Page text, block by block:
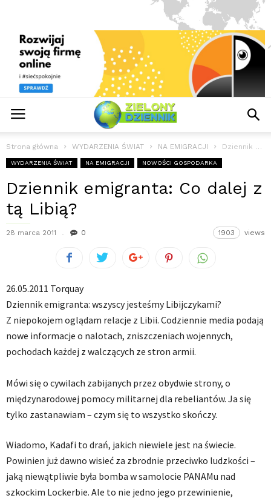
Strona główna WYDARZENIA ŚWIAT NA EMIGRACJI Dziennik emigranta: Co dalej z tą Libią?
WYDARZENIA ŚWIAT NA EMIGRACJI NOWOŚCI GOSPODARKA
Dziennik emigranta: Co dalej z
tą Libią?
28 marca 2011 0 1903 views
26.05.2011 Torquay
Dziennik emigranta: wszyscy jesteśmy Libijczykami?
Z niepokojem oglądam relacje z Libii. Codziennie media podają
nowe informacje o nalotach, zniszczeniach wojennych,
pochodach każdej z walczących ze stron armii.
Mówi się o cywilach zabijanych przez obydwie strony, o
międzynarodowej pomocy militarnej dla rebeliantów. Ja się
tylko zastanawiam – czym się to wszystko skończy.
Wiadomo, Kadafi to drań, jakich niewiele jest na świecie.
Powinien już dawno wisieć za zbrodnie przeciwko ludzkości –
jaką niewątpliwie była bomba w samolocie PANAMu nad
szkockim Lockerbie. Ale to nie jedno jego przewinienie,